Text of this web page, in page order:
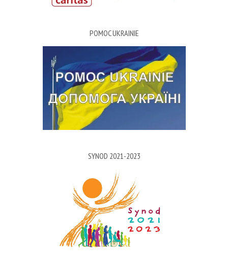
POMOC UKRAINIE
SYNOD 2021-2023